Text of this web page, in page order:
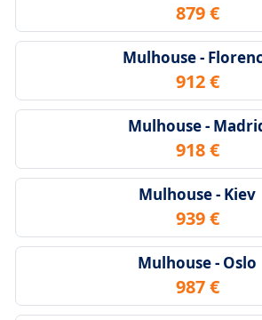
879 €
Mulhouse -
912 €
Mulhouse -
918 €
Mulhouse - Kiev
939 €
Mulhouse - Oslo
987 €